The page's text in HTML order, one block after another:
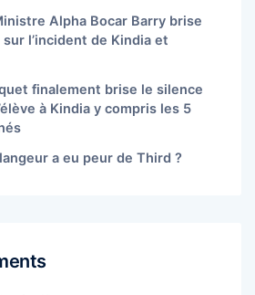
Alpha Bocar Barry brise
l’incident de Kindia et
finalement brise le silence
à Kindia y compris les 5
a eu peur de Third ?